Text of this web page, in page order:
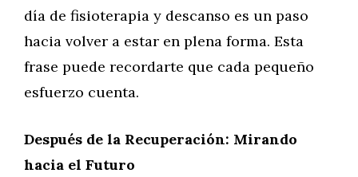
día de fisioterapia y descanso es un paso
hacia volver a estar en plena forma. Esta
frase puede recordarte que cada pequeño
esfuerzo cuenta.
Después de la Recuperación: Mirando
hacia el Futuro